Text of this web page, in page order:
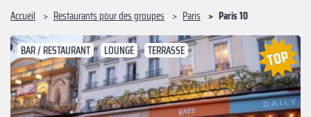
Accueil
Restaurants pour des groupes Paris Paris 10
BAR / RESTAURANT LOUNGE TERRASSE